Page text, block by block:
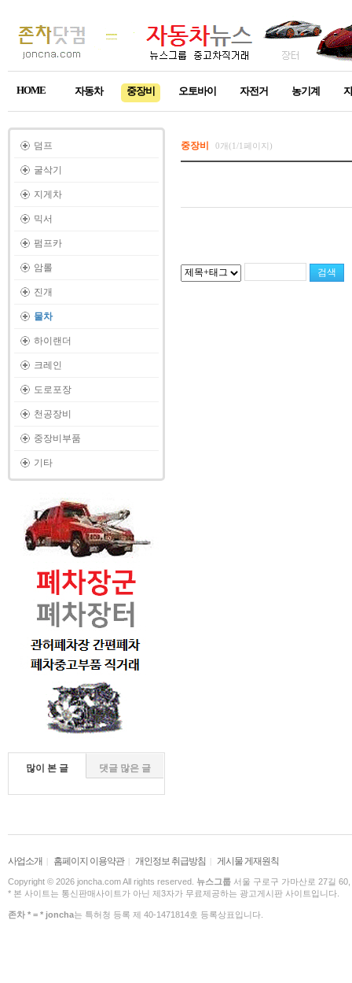
HOME 자동차 중장비 오토바이 자전거 농기계
덤프
굴삭기
지게차
믹서
펌프카
암롤
진개
물차
하이랜더
크레인
도로포장
천공장비
중장비부품
기타
많이 본 글 댓글 많은 글
중장비 0개(1/1페이지)
사업소개 | 홈페이지 이용약관| 개인정보 취급방침 | 게시물 게재원칙
Copyright © 2026 joncha.com All rights reserved. 뉴스그룹 서울 구로구 가마산로 27길
* 본 사이트는 통신판매사이트가 아닌 제3자가 무료제공하는 광고게시판 사이트입니다.
존차 * = * joncha는 특허청 등록 제 40-1471814호 등록상표입니다.